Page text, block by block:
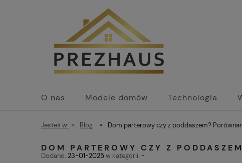
O nas Modele domów Technologia
Jesteś w: » Blog » Dom parterowy czy z poddaszem?
DOM PARTEROWY CZY Z
Dodano: 23-01-2025w kategorii: -